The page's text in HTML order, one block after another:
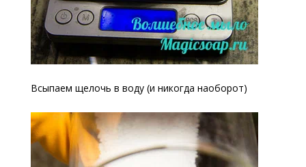
Всыпаем щелочь в воду (и никогда наоборот)